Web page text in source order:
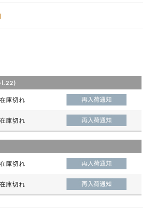
在庫切れ
在庫切れ
在庫切れ
在庫切れ